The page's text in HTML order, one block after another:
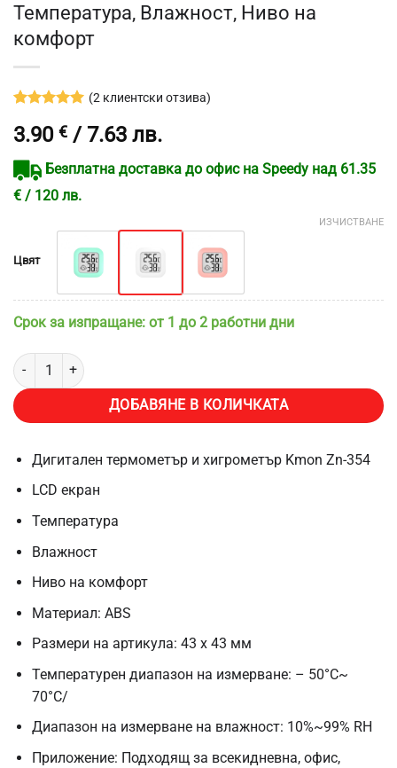
Температура, Влажност, Ниво на
комфорт
от 5,
базирано
на
потребителски
оценки
(2клиентски отзива)
3.90 € / 7.63 лв.
Безплатна доставка до офис на Speedy над 61.35
€ / 120 лв.
Цвят
ИЗЧИСТВАНЕ
Срок за изпращане: от 1 до 2 работни дни
количество за Термометър и хигрометър Kmon ZN-354,
ДОБАВЯНЕ В КОЛИЧКАТА
Дигитален термометър и хигрометър Kmon Zn-354
LCD екран
Температура
Влажност
Ниво на комфорт
Материал: ABS
Размери на артикула: 43 х 43 мм
Температурен диапазон на измерване: – 50°C~
70°C/
Диапазон на измерване на влажност: 10%~99% RH
Приложение: Подходящ за всекидневна, офис,